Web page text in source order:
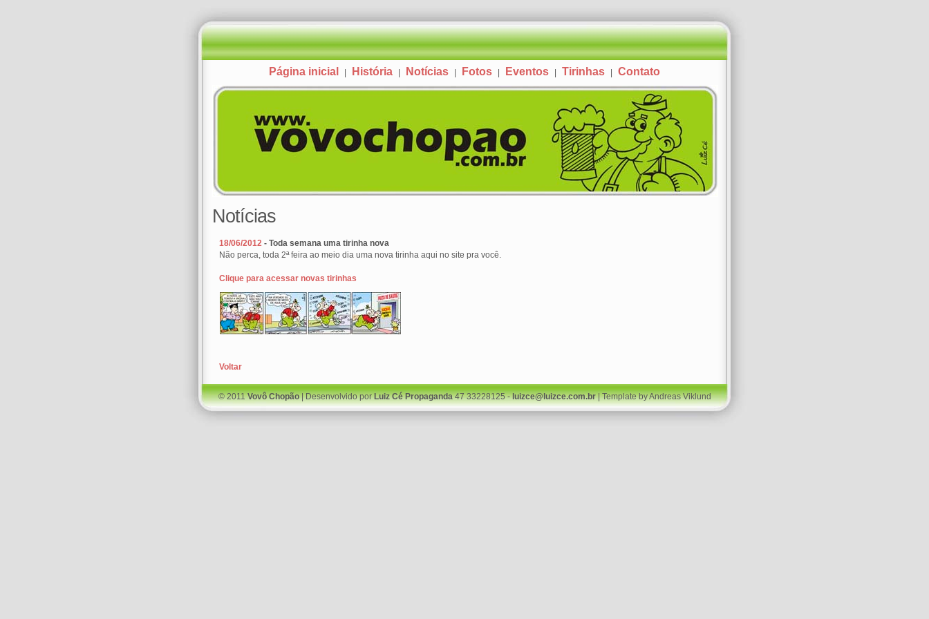
Página inicial História Notícias Fotos Eventos Tirinhas Contato
Notícias
18/06/2012 - Toda semana uma tirinha nova
Não perca, toda 2ª feira ao meio dia uma nova tirinha aqui no site pra você.
Clique para acessar novas tirinhas
Voltar
© 2011Vovô Chopão| Desenvolvido porLuiz Cé Propaganda47 33228125 -luizce@luizce.com.br| Template by Andreas Viklund